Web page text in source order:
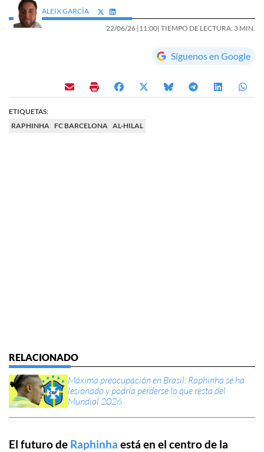
ALEIX GARCÍA
22/06/26 |11:00| TIEMPO DE LECTURA: 3 MIN.
Síguenos en Google
ETIQUETAS:
RAPHINHA
FC BARCELONA AL-HILAL
Máxima preocupación en Brasil: Raphinha se ha
lesionado y podría perderse lo que resta del
Mundial 2026
El futuro de Raphinha está en el centro de la